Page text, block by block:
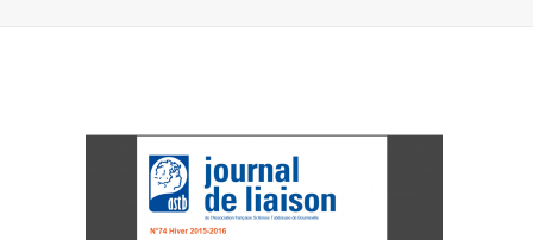
RECHERCHE
PANIER